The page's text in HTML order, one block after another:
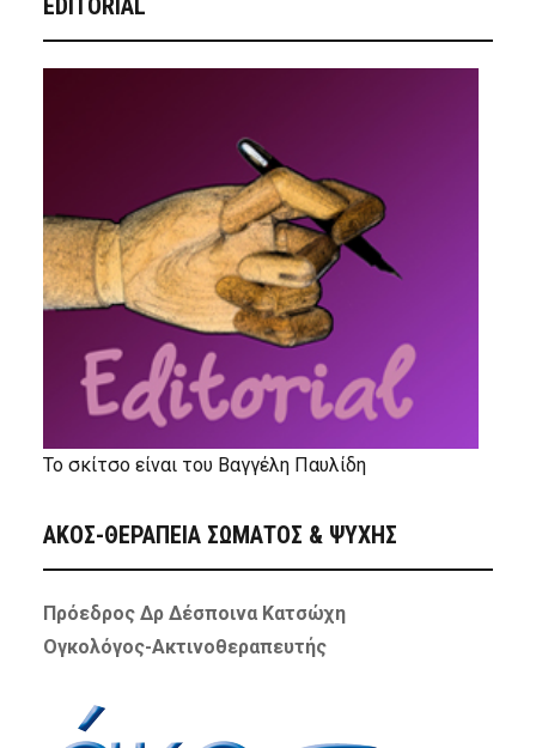
EDITORIAL
Το σκίτσο είναι του Βαγγέλη Παυλίδη
ΑΚΟΣ-ΘΕΡΑΠΕΙΑ ΣΩΜΑΤΟΣ & ΨΥΧΗΣ
Πρόεδρος Δρ Δέσποινα Κατσώχη
Ογκολόγος-Ακτινοθεραπευτής